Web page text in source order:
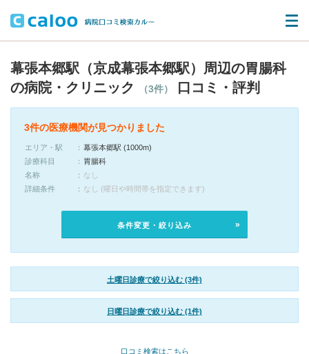
幕張本郷駅（京成幕張本郷駅）周辺の胃腸科
の病院・クリニック
（3件） 口コミ・評判
3件の医療機関が見つかりました
エリア・駅
幕張本郷駅 (1000m)
診療科目
胃腸科
名称
なし
詳細条件
なし (曜日や時間帯を指定できます)
条件変更・絞り込み
土曜日診療で絞り込む (3件)
日曜日診療で絞り込む (1件)
口コミ検索はこちら